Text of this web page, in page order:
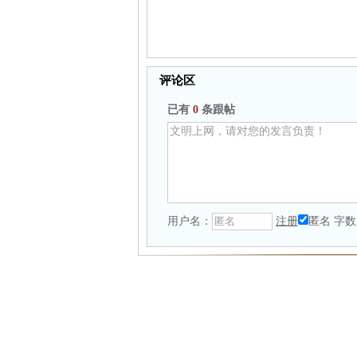
评论区
已有 0 条跟帖
用户名： 注册 匿名 字